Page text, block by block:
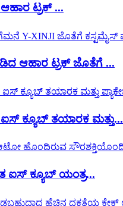
ಆಹಾರ ಟ್ರಕ್ ...
ಆಹಾರ ಟ್ರಕ್ ಜೊತೆಗೆ ...
ಕ್ಯೂಬ್ ತಯಾರಕ ಮತ್ತು...
ಐಸ್ ಕ್ಯೂಬ್ ಯಂತ್ರ...